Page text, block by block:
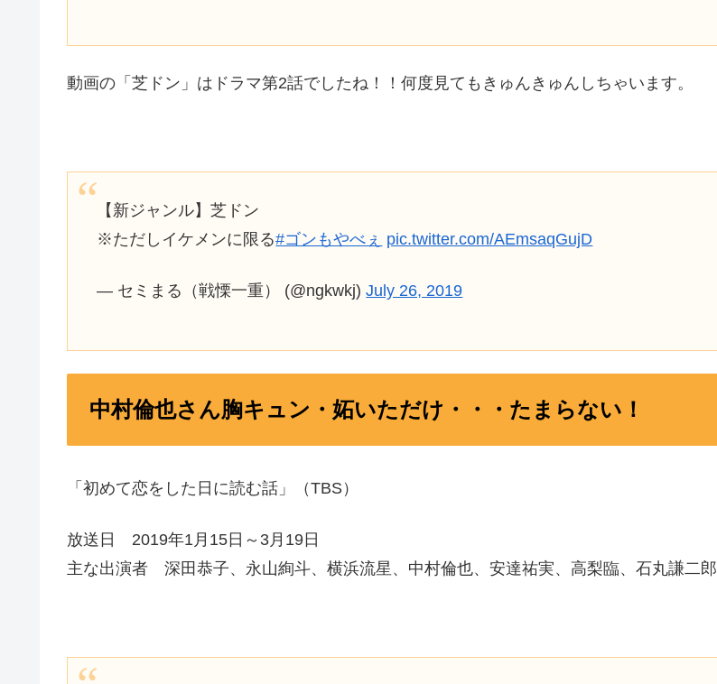
動画の「芝ドン」はドラマ第2話でしたね！！何度見てもきゅんきゅんしちゃいます。
【新ジャンル】芝ドン
※ただしイケメンに限る#ゴンもやべぇ pic.twitter.com/AEmsaqGujD
— セミまる（戦慄一重） (@ngkwkj)July 26, 2019
中村倫也さん胸キュン・妬いただけ・・・たまらない！
「初めて恋をした日に読む話」（TBS）
放送日 2019年1月15日～3月19日
主な出演者 深田恭子、永山絢斗、横浜流星、中村倫也、安達祐実、高梨臨、石丸謙二郎